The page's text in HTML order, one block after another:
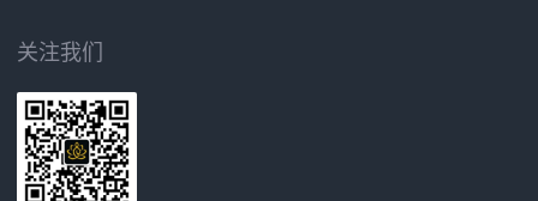
关注我们